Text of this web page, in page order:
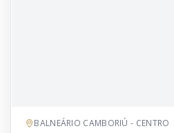
BALNEÁRIO CAMBORIÚ - CENTRO